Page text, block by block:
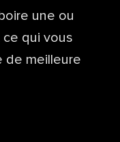
une ou
ce qui vous
de meilleure